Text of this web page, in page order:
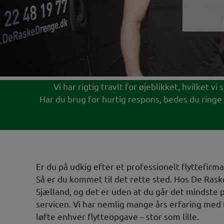
Vi har rigtig travlt for øjeblikket, hvilket vi
Har du brug for hurtig respons, bedes du
Er du på udkig efter et professionelt
Så er du kommet til det rette sted. Hos De
Sjælland, og det er uden at du går det
servicen. Vi har nemlig mange års erfaring
løfte enhver flytteopgave – stor som lille.